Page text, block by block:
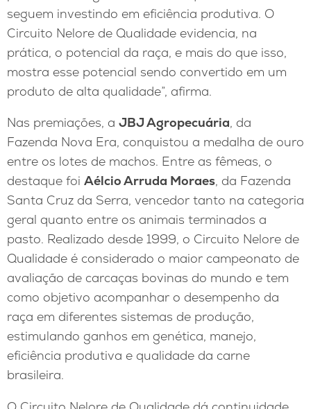
seguem investindo em eficiência produtiva. O
Circuito Nelore de Qualidade evidencia, na
prática, o potencial da raça, e mais do que isso,
mostra esse potencial sendo convertido em um
produto de alta qualidade”, afirma.
Nas premiações, a JBJ Agropecuária, da
Fazenda Nova Era, conquistou a medalha de ouro
entre os lotes de machos. Entre as fêmeas, o
destaque foi Aélcio Arruda Moraes, da Fazenda
Santa Cruz da Serra, vencedor tanto na categoria
geral quanto entre os animais terminados a
pasto. Realizado desde 1999, o Circuito Nelore de
Qualidade é considerado o maior campeonato de
avaliação de carcaças bovinas do mundo e tem
como objetivo acompanhar o desempenho da
raça em diferentes sistemas de produção,
estimulando ganhos em genética, manejo,
eficiência produtiva e qualidade da carne
brasileira.